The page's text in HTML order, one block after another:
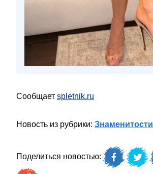
Сообщает spletnik.ru
Новость из рубрики: Знаменитости
Поделиться новостью: